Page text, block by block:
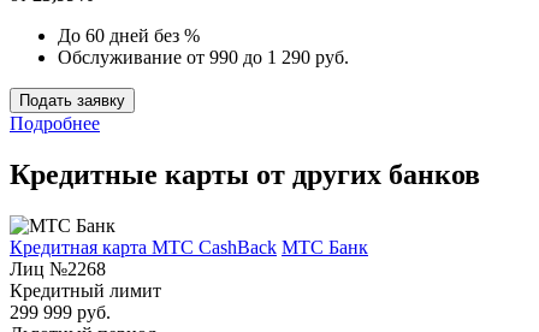
До 60 дней без %
Обслуживание от 990 до 1 290 руб.
Подать заявку
Подробнее
Кредитные карты от других банков
Кредитная карта МТС CashBack МТС Банк
Лиц №2268
Кредитный лимит
299 999 руб.